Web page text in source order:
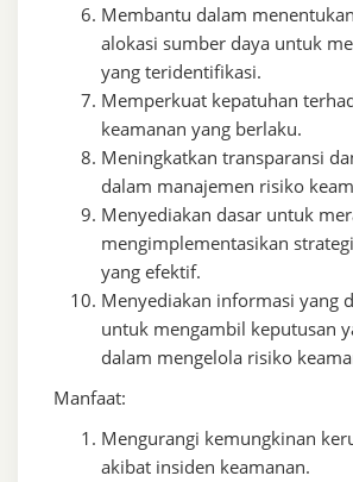
Membantu dalam
alokasi sumber daya untuk
yang teridentifikasi.
Memperkuat kepatuhan
keamanan yang berlaku.
Meningkatkan transparansi
dalam manajemen risiko
Menyediakan dasar untuk
mengimplementasikan
yang efektif.
Menyediakan informasi yang
untuk mengambil keputusan
dalam mengelola risiko
Manfaat:
Mengurangi kemungkinan
akibat insiden keamanan.